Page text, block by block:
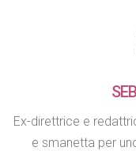
Ex-direttrice e
e smanetta per